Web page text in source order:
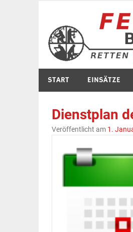
springen
START EINSÄTZE
Dienstplan
Veröffentlicht am 1.